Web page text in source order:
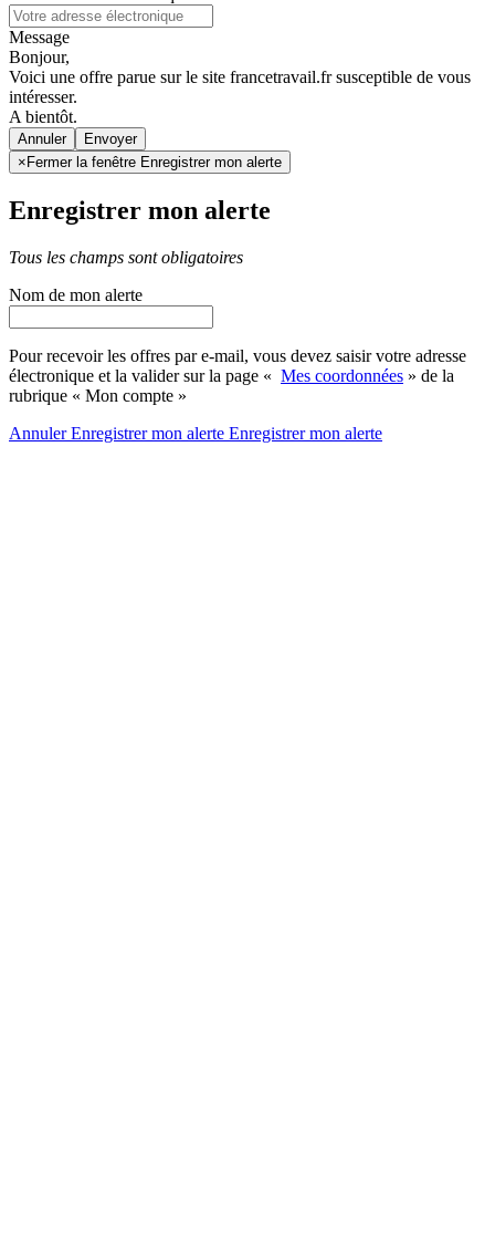
Message
Bonjour,
Voici une offre parue sur le site francetravail.fr susceptible de vous
intéresser.
A bientôt.
Annuler
× Fermer la fenêtre Enregistrer mon alerte
Enregistrer mon alerte
Tous les champs sont obligatoires
Nom de mon alerte
Pour recevoir les offres par e-mail, vous devez saisir votre adresse
électronique et la valider sur la page « Mes coordonnées » de la
rubrique « Mon compte »
AnnulerEnregistrer mon alerte Enregistrermon alerte